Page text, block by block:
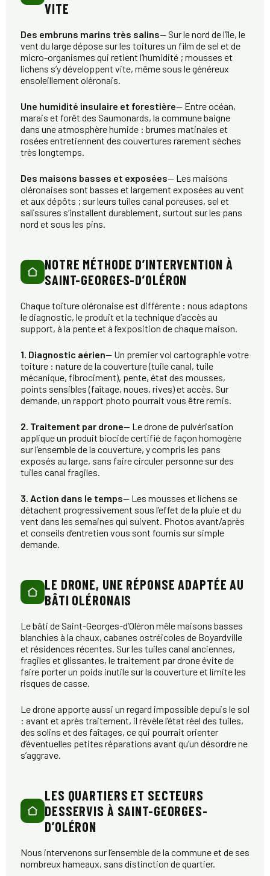
VITE
Des embruns marins très salins— Sur le nord de l’île, le
vent du large dépose sur les toitures un film de sel et de
micro-organismes qui retient l’humidité ; mousses et
lichens s’y développent vite, même sous le généreux
ensoleillement oléronais.
Une humidité insulaire et forestière— Entre océan,
marais et forêt des Saumonards, la commune baigne
dans une atmosphère humide : brumes matinales et
rosées entretiennent des couvertures rarement sèches
très longtemps.
Des maisons basses et exposées— Les maisons
oléronaises sont basses et largement exposées au vent
et aux dépôts ; sur leurs tuiles canal poreuses, sel et
salissures s’installent durablement, surtout sur les pans
nord et sous les pins.
NOTRE MÉTHODE D’INTERVENTION À
SAINT-GEORGES-D’OLÉRON
Chaque toiture oléronaise est différente : nous adaptons
le diagnostic, le produit et la technique d’accès au
support, à la pente et à l’exposition de chaque maison.
1. Diagnostic aérien— Un premier vol cartographie votre
toiture : nature de la couverture (tuile canal, tuile
mécanique, fibrociment), pente, état des mousses,
points sensibles (faîtage, noues, rives) et accès. Sur
demande, un rapport photo pourrait vous être remis.
2. Traitement par drone— Le drone de pulvérisation
applique un produit biocide certifié de façon homogène
sur l’ensemble de la couverture, y compris les pans
exposés au large, sans faire circuler personne sur des
tuiles canal fragiles.
3. Action dans le temps— Les mousses et lichens se
détachent progressivement sous l’effet de la pluie et du
vent dans les semaines qui suivent. Photos avant/après
et conseils d’entretien vous sont fournis sur simple
demande.
LE DRONE, UNE RÉPONSE ADAPTÉE AU
BÂTI OLÉRONAIS
Le bâti de Saint-Georges-d’Oléron mêle maisons basses
blanchies à la chaux, cabanes ostréicoles de Boyardville
et résidences récentes. Sur les tuiles canal anciennes,
fragiles et glissantes, le traitement par drone évite de
faire porter un poids inutile sur la couverture et limite les
risques de casse.
Le drone apporte aussi un regard impossible depuis le sol
: avant et après traitement, il révèle l’état réel des tuiles,
des solins et des faîtages, ce qui pourrait orienter
d’éventuelles petites réparations avant qu’un désordre ne
s’aggrave.
LES QUARTIERS ET SECTEURS
DESSERVIS À SAINT-GEORGES-
D’OLÉRON
Nous intervenons sur l’ensemble de la commune et de ses
nombreux hameaux, sans distinction de quartier.